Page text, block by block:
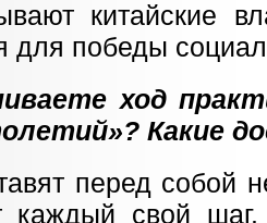
китайские
для победы
ход
Какие
перед собой
каждый свой